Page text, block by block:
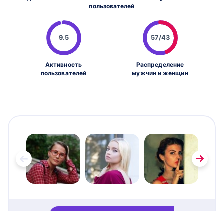
пользователей
9.5
Активность
пользователей
57/43
Распределение
мужчин и женщин